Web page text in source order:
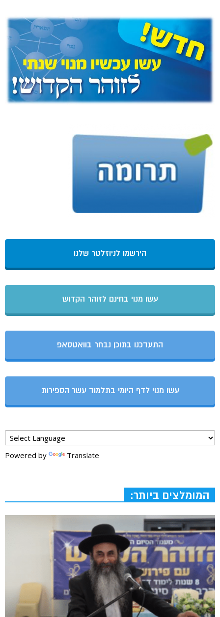
הירשמו לניוזלטר שלנו
עשו מנוי בחינם לזוהר הקדוש
התעדכנו בתוכן נבחר בוואטסאפ
עשו מנוי לדף היומי בתלמוד עשר הספירות
Powered by Translate
המומלצים ביותר: